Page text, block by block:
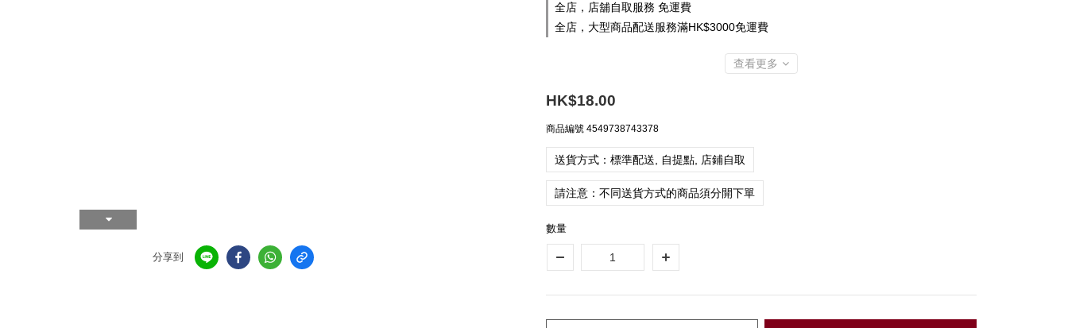
分享到
全店，店舖自取服務 免運費
全店，大型商品配送服務滿HK$3000免運費
查看更多
HK$18.00
商品編號 4549738743378
送貨方式：標準配送, 自提點, 店鋪自取
請注意：不同送貨方式的商品須分開下單
數量